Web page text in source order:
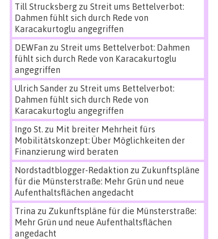
Till Strucksbergzu Streit ums Bettelverbot:
Dahmen fühlt sich durch Rede von
Karacakurtoglu angegriffen
DEWFan zu Streit ums Bettelverbot: Dahmen
fühlt sich durch Rede von Karacakurtoglu
angegriffen
Ulrich Sanderzu Streit ums Bettelverbot:
Dahmen fühlt sich durch Rede von
Karacakurtoglu angegriffen
Ingo St.zu Mit breiter Mehrheit fürs
Mobilitätskonzept: Über Möglichkeiten der
Finanzierung wird beraten
Nordstadtblogger-Redaktion zu Zukunftspläne
für die Münsterstraße: Mehr Grün und neue
Aufenthaltsflächen angedacht
Trina zu Zukunftspläne für die Münsterstraße:
Mehr Grün und neue Aufenthaltsflächen
angedacht